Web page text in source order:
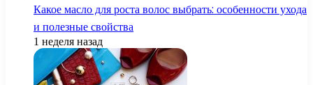
Какое масло для роста волос выбрать: особенности ухода
и полезные свойства
1 неделя назад